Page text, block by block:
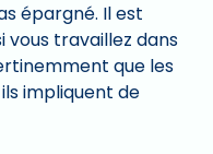
épargné. Il est
vous travaillez dans
que les
impliquent de